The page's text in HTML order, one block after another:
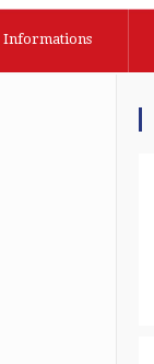
Informations